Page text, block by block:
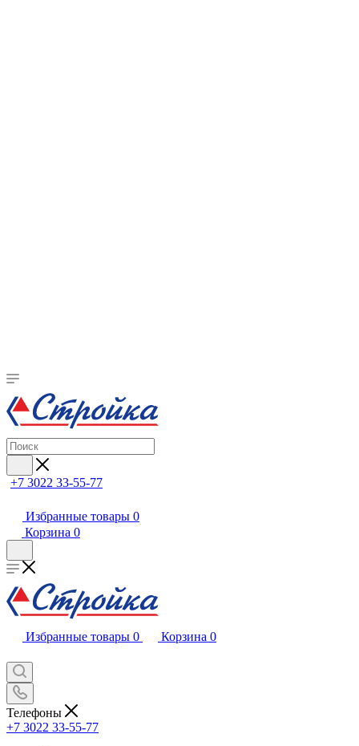
+7 3022 33-55-77
Избранные товары 0
Корзина 0
Избранные товары 0 Корзина 0
Телефоны
+7 3022 33-55-77